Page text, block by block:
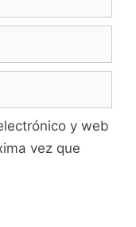
y web
vez que